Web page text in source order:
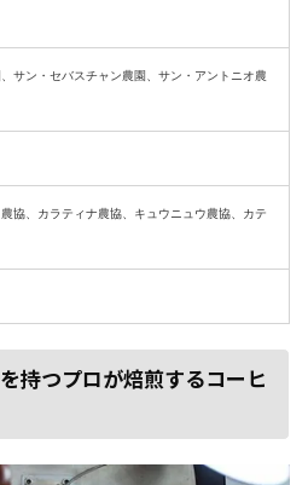
サン・セバスチャン農園、サン・アントニオ農
協、カラティナ農協、キュウニュウ農協、カテ
持つプロが焙煎するコーヒ